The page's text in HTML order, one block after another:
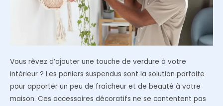
Vous rêvez d’ajouter une touche de verdure à votre
intérieur ? Les paniers suspendus sont la solution parfaite
pour apporter un peu de fraîcheur et de beauté à votre
maison. Ces accessoires décoratifs ne se contentent pas